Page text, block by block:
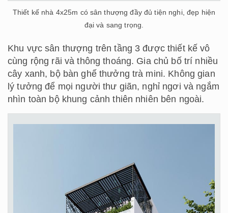
Thiết kế nhà 4x25m có sân thượng đầy đủ tiện nghi, đẹp hiện
đại và sang trọng.
Khu vực sân thượng trên tầng 3 được thiết kế vô
cùng rộng rãi và thông thoáng. Gia chủ bố trí nhiều
cây xanh, bộ bàn ghế thưởng trà mini. Không gian
lý tưởng để mọi người thư giãn, nghỉ ngơi và ngắm
nhìn toàn bộ khung cảnh thiên nhiên bên ngoài.